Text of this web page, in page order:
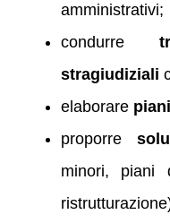
amministrativi;
condurre
stragiudiziali
elaborare
proporre
minori, piani